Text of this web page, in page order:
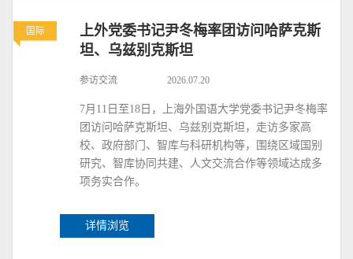
国际
上外党委书记尹冬梅率团访问哈萨克斯
坦、乌兹别克斯坦
参访交流 2026.07.20
7月11日至18日，上海外国语大学党委书记尹冬梅率
团访问哈萨克斯坦、乌兹别克斯坦，走访多家高
校、政府部门、智库与科研机构等，围绕区域国别
研究、智库协同共建、人文交流合作等领域达成多
项务实合作。
详情浏览